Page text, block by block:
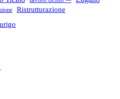
Ristrutturazione